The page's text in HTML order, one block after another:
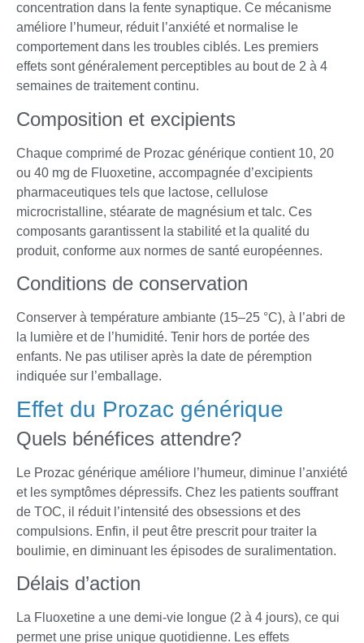
concentration dans la fente synaptique. Ce mécanisme
améliore l’humeur, réduit l’anxiété et normalise le
comportement dans les troubles ciblés. Les premiers
effets sont généralement perceptibles au bout de 2 à 4
semaines de traitement continu.
Composition et excipients
Chaque comprimé de Prozac générique contient 10, 20
ou 40 mg de Fluoxetine, accompagnée d’excipients
pharmaceutiques tels que lactose, cellulose
microcristalline, stéarate de magnésium et talc. Ces
composants garantissent la stabilité et la qualité du
produit, conforme aux normes de santé européennes.
Conditions de conservation
Conserver à température ambiante (15–25 °C), à l’abri de
la lumière et de l’humidité. Tenir hors de portée des
enfants. Ne pas utiliser après la date de péremption
indiquée sur l’emballage.
Effet du Prozac générique
Quels bénéfices attendre?
Le Prozac générique améliore l’humeur, diminue l’anxiété
et les symptômes dépressifs. Chez les patients souffrant
de TOC, il réduit l’intensité des obsessions et des
compulsions. Enfin, il peut être prescrit pour traiter la
boulimie, en diminuant les épisodes de suralimentation.
Délais d’action
La Fluoxetine a une demi-vie longue (2 à 4 jours), ce qui
permet une prise unique quotidienne. Les effets